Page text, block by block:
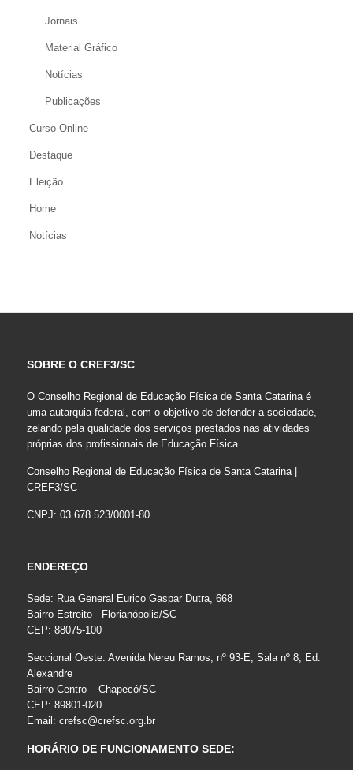
Jornais
Material Gráfico
Notícias
Publicações
Curso Online
Destaque
Eleição
Home
Notícias
SOBRE O CREF3/SC
O Conselho Regional de Educação Física de Santa Catarina é
uma autarquia federal, com o objetivo de defender a sociedade,
zelando pela qualidade dos serviços prestados nas atividades
próprias dos profissionais de Educação Física.
Conselho Regional de Educação Física de Santa Catarina |
CREF3/SC
CNPJ: 03.678.523/0001-80
ENDEREÇO
Sede: Rua General Eurico Gaspar Dutra, 668
Bairro Estreito - Florianópolis/SC
CEP: 88075-100
Seccional Oeste: Avenida Nereu Ramos, nº 93-E, Sala nº 8, Ed.
Alexandre
Bairro Centro – Chapecó/SC
CEP: 89801-020
Email: crefsc@crefsc.org.br
HORÁRIO DE FUNCIONAMENTO SEDE: